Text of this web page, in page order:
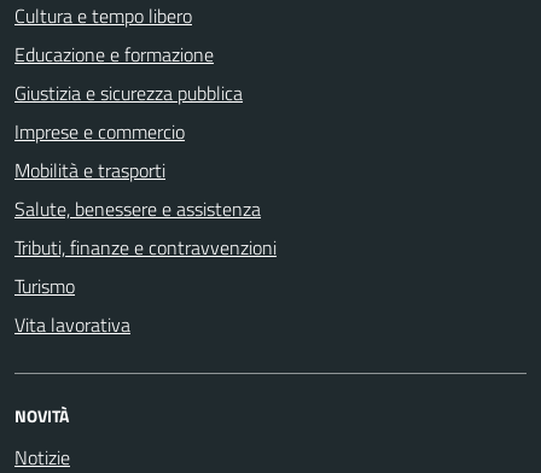
Cultura e tempo libero
Educazione e formazione
Giustizia e sicurezza pubblica
Imprese e commercio
Mobilità e trasporti
Salute, benessere e assistenza
Tributi, finanze e contravvenzioni
Turismo
Vita lavorativa
NOVITÀ
Notizie